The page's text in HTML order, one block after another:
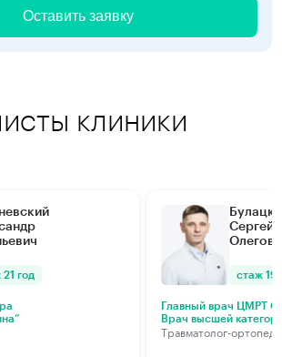
Оставить заявку
клиники
год
Сергей
стаж 19
Главный врач ЦМРТ
Врач высшей
Травматолог-ортопед